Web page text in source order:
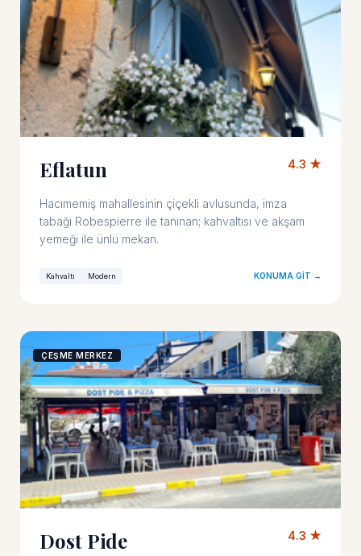
Eflatun 4.3 ★
Hacımemiş mahallesinin çiçekli avlusunda, imza
tabağı Robespierre ile tanınan; kahvaltısı ve akşam
yemeği ile ünlü mekan.
Kahvaltı Modern KONUMA GIT →
ÇEŞME MERKEZ
Dost Pide 4.3 ★